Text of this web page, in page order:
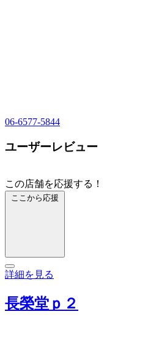
06-6577-5844
ユーザーレビュー
この店舗を応援する！
ここから応援
詳細を見る
長榮堂ｐ２